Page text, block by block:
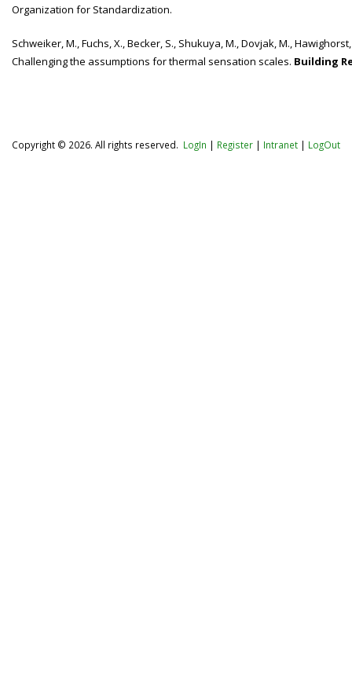
Organization for Standardization.
Schweiker, M., Fuchs, X., Becker, S., Shukuya, M., Dovjak, M.,
Challenging the assumptions for thermal sensation scales. Building
Copyright © 2026. All rights reserved. LogIn | Register | Intranet | LogOut